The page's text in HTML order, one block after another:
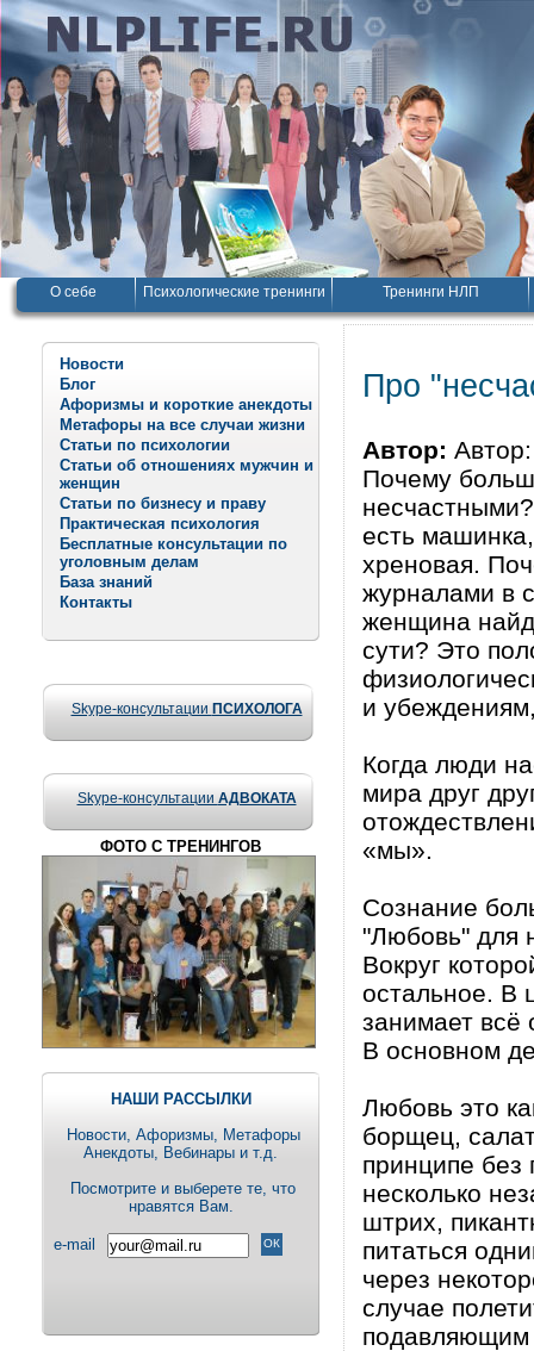
О себе Психологические тренинги Тренинги НЛП
Новости
Блог
Афоризмы и короткие анекдоты
Метафоры на все случаи жизни
Статьи по психологии
Статьи об отношениях мужчин и
женщин
Статьи по бизнесу и праву
Практическая психология
Бесплатные консультации по
уголовным делам
База знаний
Контакты
Skype-консультации ПСИХОЛОГА
Skype-консультации АДВОКАТА
ФОТО С ТРЕНИНГОВ
НАШИ РАССЫЛКИ
Новости, Aфоризмы, Метафоры
Анекдоты, Вебинары и т.д.
Посмотрите и выберете те, что
нравятся Вам.
e-mail
Про
Автор:
Почему
есть
хреновая.
журналами в
женщина
сути? Это
и
Когда люди
мира друг
«мы».
Сознание
"Любовь" для
Вокруг
остальное. В
занимает всё
В основном
Любовь это
борщец,
принципе без
несколько
штрих,
питаться
через
случае